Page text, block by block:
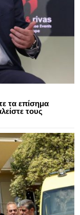
τα επίσημα
τους